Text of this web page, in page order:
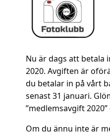
Nu är dags att betala
2020. Avgiften är
du betalar in på vårt
senast 31 januari.
”medlemsavgift
Om du ännu inte är